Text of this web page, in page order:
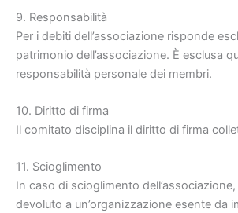
9. Responsabilità
Per i debiti dell’associazione risponde
patrimonio dell’associazione. È esclusa
responsabilità personale dei membri.
10. Diritto di firma
Il comitato disciplina il diritto di firma
11. Scioglimento
In caso di scioglimento
devoluto a un’organizzazione esente da